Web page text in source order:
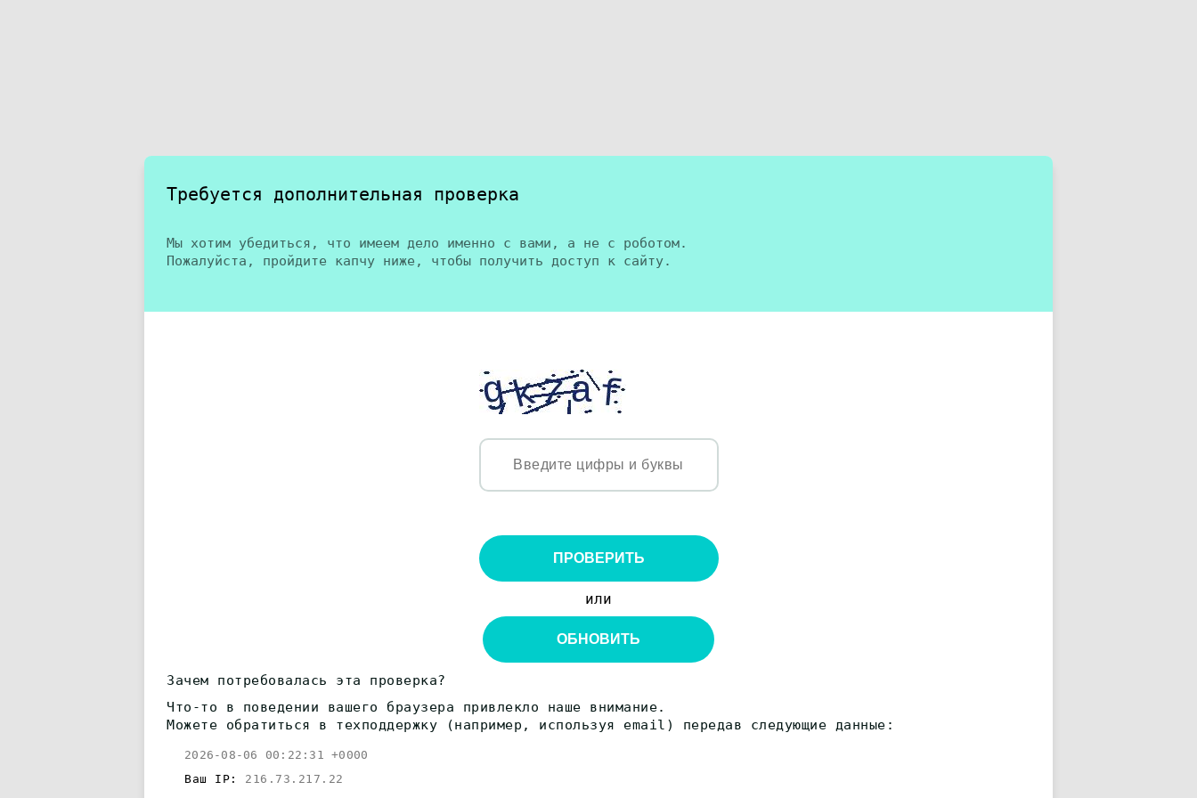
Требуется дополнительная проверка
Мы хотим убедиться, что имеем дело именно с вами, а не с роботом.
Пожалуйста, пройдите капчу ниже, чтобы получить доступ к сайту.
ПРОВЕРИТЬ
или
ОБНОВИТЬ
Зачем потребовалась эта проверка?
Что-то в поведении вашего браузера привлекло наше внимание.
Можете обратиться в техподдержку (например, используя email) передав следующие данные:
2026-08-06 00:22:31 +0000
Ваш IP: 216.73.217.22